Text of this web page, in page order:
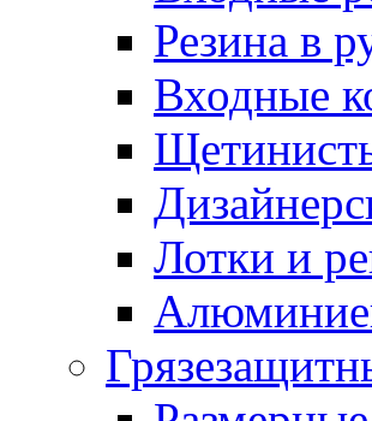
Резина в
Входные
Лотки и